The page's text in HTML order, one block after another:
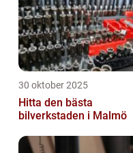
30 oktober 2025
Hitta den bästa
bilverkstaden i Malmö